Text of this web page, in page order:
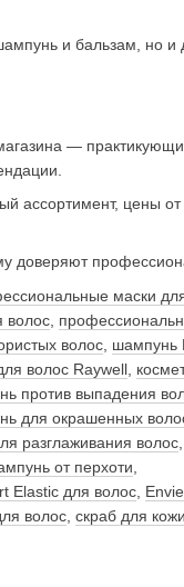
и бальзам, но и
—
ассортимент, цены от
доверяют
маски
волос,
волос, шампунь
волос Raywell,
против выпадения
для окрашенных
разглаживания волос,
от перхоти
Elastic для волос,
волос, скраб для